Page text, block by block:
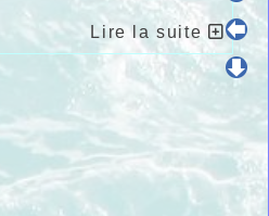
la banque,
Lire la suite